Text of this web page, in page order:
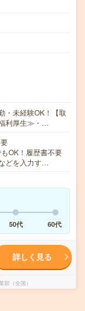
・未経験OK！【取
利厚生≫・…
OK！履歴書不要
どを入力す…
50代 60代
詳しく見る
（全国）